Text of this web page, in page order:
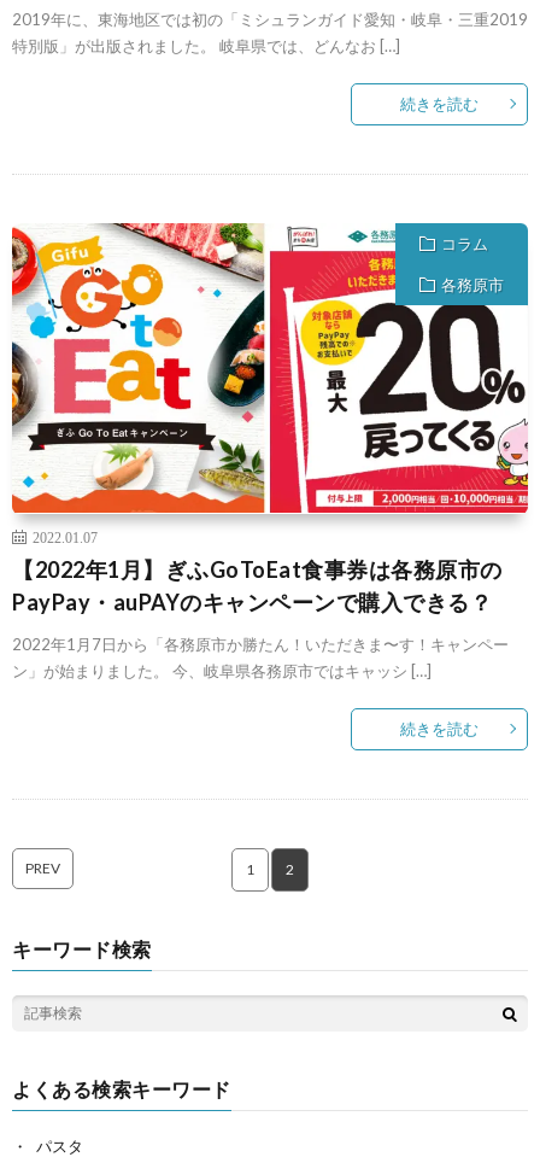
2019年に、東海地区では初の「ミシュランガイド愛知・岐阜・三重2019
特別版」が出版されました。 岐阜県では、どんなお […]
続きを読む
コラム
各務原市
2022.01.07
【2022年1月】ぎふGoToEat食事券は各務原市の
PayPay・auPAYのキャンペーンで購入できる？
2022年1月7日から「各務原市か勝たん！いただきま〜す！キャンペー
ン」が始まりました。 今、岐阜県各務原市ではキャッシ […]
続きを読む
PREV 1 2
キーワード検索
よくある検索キーワード
パスタ